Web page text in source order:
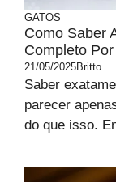
GATOS
Como Saber
Completo
21/05/2025Britto
Saber
parecer
do que isso.